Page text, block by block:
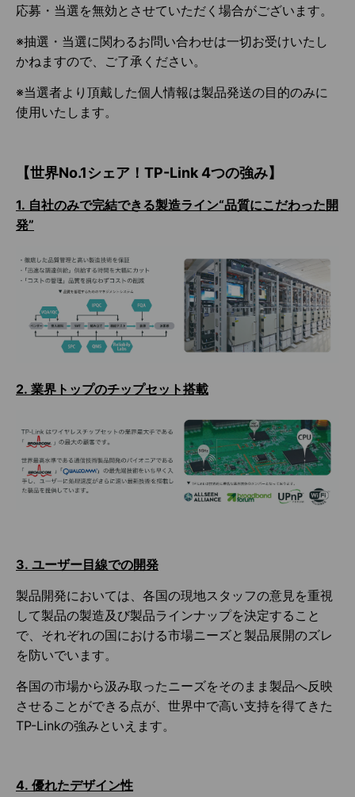
応募・当選を無効とさせていただく場合がございます。
※抽選・当選に関わるお問い合わせは一切お受けいたし
かねますので、ご了承ください。
※当選者より頂戴した個人情報は製品発送の目的のみに
使用いたします。
【世界No.1シェア！TP-Link 4つの強み】
1. 自社のみで完結できる製造ライン“品質にこだわった開
発”
2. 業界トップのチップセット搭載
3. ユーザー目線での開発
製品開発においては、各国の現地スタッフの意見を重視
して製品の製造及び製品ラインナップを決定すること
で、それぞれの国における市場ニーズと製品展開のズレ
を防いでいます。
各国の市場から汲み取ったニーズをそのまま製品へ反映
させることができる点が、世界中で高い支持を得てきた
TP-Linkの強みといえます。
4. 優れたデザイン性